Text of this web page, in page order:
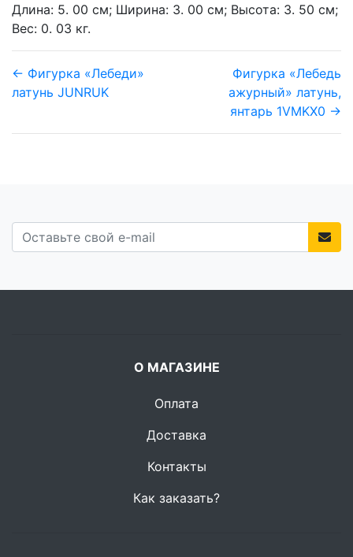
Длина: 5. 00 см; Ширина: 3. 00 см; Высота: 3. 50 см;
Вес: 0. 03 кг.
← Фигурка «Лебеди»
латунь JUNRUK
Фигурка «Лебедь
ажурный» латунь,
янтарь 1VMKX0 →
О МАГАЗИНЕ
Оплата
Доставка
Контакты
Как заказать?